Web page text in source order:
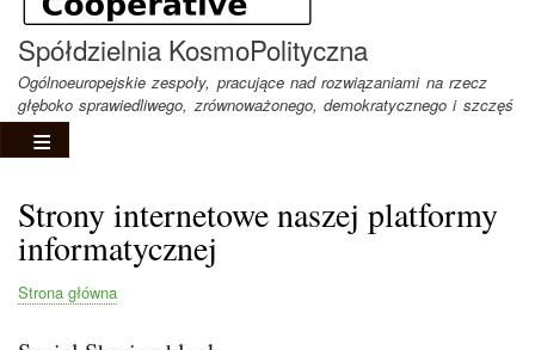
Spółdzielnia KosmoPolityczna
Ogólnoeuropejskie zespoły, pracujące nad rozwiązaniami na rzecz
głęboko sprawiedliwego, zrównoważonego, demokratycznego i szczęś
Strony internetowe naszej platformy
informatycznej
Strona główna